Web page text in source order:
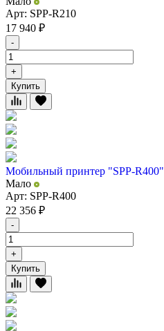
Арт: SPP-R210
17 940 ₽
-
+
Купить
Мобильный принтер "SPP-R400"
Мало
Арт: SPP-R400
22 356 ₽
-
+
Купить